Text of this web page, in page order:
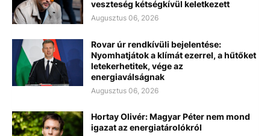
veszteség kétségkívül keletkezett
Augusztus 06, 2026
Rovar úr rendkívüli bejelentése:
Nyomhatjátok a klímát ezerrel, a hűtőket
letekerhetitek, vége az
energiaválságnak
Augusztus 06, 2026
Hortay Olivér: Magyar Péter nem mond
igazat az energiatárolókról